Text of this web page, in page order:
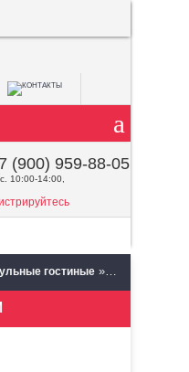
(900) 959-88-05
10:00-14:00,
гостиные » СБК